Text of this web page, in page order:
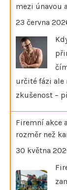
mezi únavou
23 června
určité fázi ale
zkušenost –
Firemní akce
rozměr než
30 května